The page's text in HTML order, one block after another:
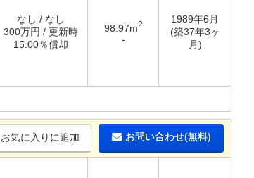
なし / なし
300万円 / 更新時
15.00％償却
98.97m2
-
1989年6月
(築37年3ヶ
月)
お気に入りに追加 お問い合わせ(無料)